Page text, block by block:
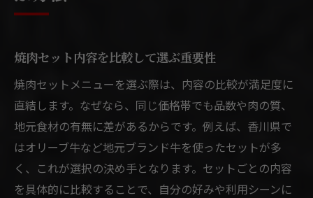
焼肉セット内容を比較して選ぶ重要性
焼肉セットメニューを選ぶ際は、内容の比較が満足度に
直結します。なぜなら、同じ価格帯でも品数や肉の質、
地元食材の有無に差があるからです。例えば、香川県で
はオリーブ牛など地元ブランド牛を使ったセットが多
く、これが選択の決め手となります。セットごとの内容
を具体的に比較することで、自分の好みや利用シーンに